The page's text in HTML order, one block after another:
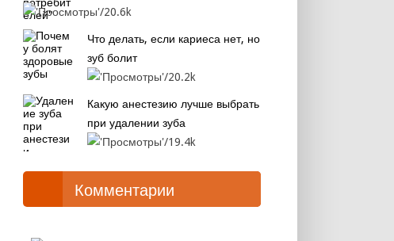
20.6k
Что делать, если кариеса нет, но
зуб болит
20.2k
Какую анестезию лучше выбрать
при удалении зуба
19.4k
Комментарии